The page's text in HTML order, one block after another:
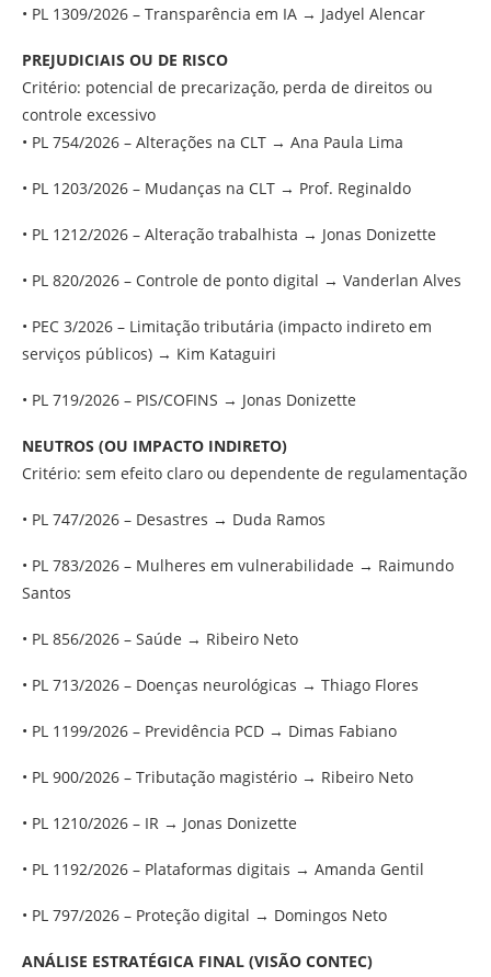
• PL 1309/2026 – Transparência em IA → Jadyel Alencar
PREJUDICIAIS OU DE RISCO
Critério: potencial de precarização, perda de direitos ou
controle excessivo
• PL 754/2026 – Alterações na CLT → Ana Paula Lima
• PL 1203/2026 – Mudanças na CLT → Prof. Reginaldo
• PL 1212/2026 – Alteração trabalhista → Jonas Donizette
• PL 820/2026 – Controle de ponto digital → Vanderlan Alves
• PEC 3/2026 – Limitação tributária (impacto indireto em
serviços públicos) → Kim Kataguiri
• PL 719/2026 – PIS/COFINS → Jonas Donizette
NEUTROS (OU IMPACTO INDIRETO)
Critério: sem efeito claro ou dependente de regulamentação
• PL 747/2026 – Desastres → Duda Ramos
• PL 783/2026 – Mulheres em vulnerabilidade → Raimundo
Santos
• PL 856/2026 – Saúde → Ribeiro Neto
• PL 713/2026 – Doenças neurológicas → Thiago Flores
• PL 1199/2026 – Previdência PCD → Dimas Fabiano
• PL 900/2026 – Tributação magistério → Ribeiro Neto
• PL 1210/2026 – IR → Jonas Donizette
• PL 1192/2026 – Plataformas digitais → Amanda Gentil
• PL 797/2026 – Proteção digital → Domingos Neto
ANÁLISE ESTRATÉGICA FINAL (VISÃO CONTEC)